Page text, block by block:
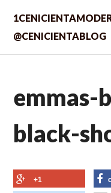
contenido.
@CENICIENTABLOG
emmas-
black-
+1